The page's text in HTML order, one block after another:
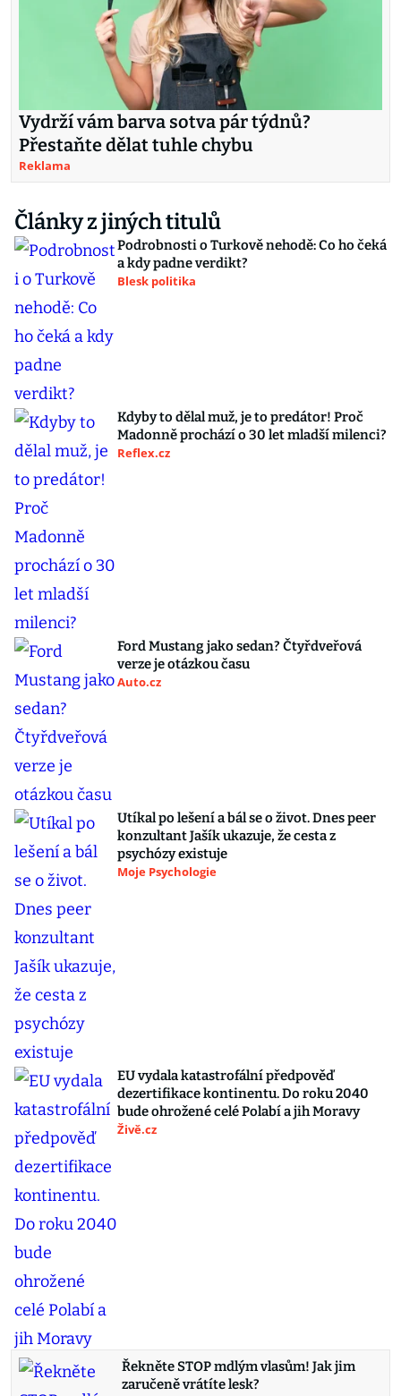
Vydrží vám barva sotva pár týdnů?
Přestaňte dělat tuhle chybu
Reklama
Články z jiných titulů
Podrobnosti o Turkově nehodě: Co ho čeká
a kdy padne verdikt?
Blesk politika
Kdyby to dělal muž, je to predátor! Proč
Madonně prochází o 30 let mladší milenci?
Reflex.cz
Ford Mustang jako sedan? Čtyřdveřová
verze je otázkou času
Auto.cz
Utíkal po lešení a bál se o život. Dnes peer
konzultant Jašík ukazuje, že cesta z
psychózy existuje
Moje Psychologie
EU vydala katastrofální předpověď
dezertifikace kontinentu. Do roku 2040
bude ohrožené celé Polabí a jih Moravy
Živě.cz
Řekněte STOP mdlým vlasům! Jak jim
zaručeně vrátíte lesk?